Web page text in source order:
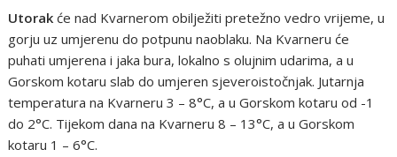
Utorak će nad Kvarnerom obilježiti pretežno vedro vrijeme, u
gorju uz umjerenu do potpunu naoblaku. Na Kvarneru će
puhati umjerena i jaka bura, lokalno s olujnim udarima, a u
Gorskom kotaru slab do umjeren sjeveroistočnjak. Jutarnja
temperatura na Kvarneru 3 – 8°C, a u Gorskom kotaru od -1
do 2°C. Tijekom dana na Kvarneru 8 – 13°C, a u Gorskom
kotaru 1 – 6°C.